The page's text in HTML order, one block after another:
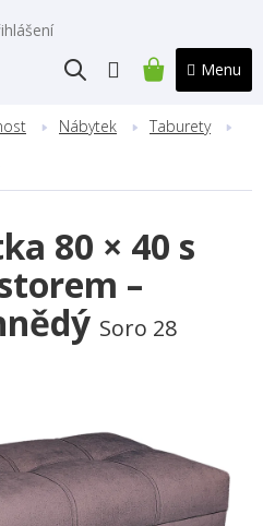
NÁKUPNÍ
Nábytek Taburety
80 × 40 s
–
Soro 28